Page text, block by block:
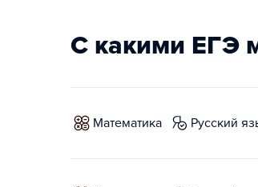
С какими ЕГЭ
математика русский